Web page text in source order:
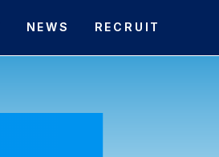
NEWS RECRUIT